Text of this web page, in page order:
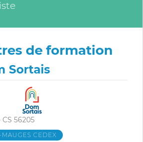
de formation
Sortais
56205
CEDEX